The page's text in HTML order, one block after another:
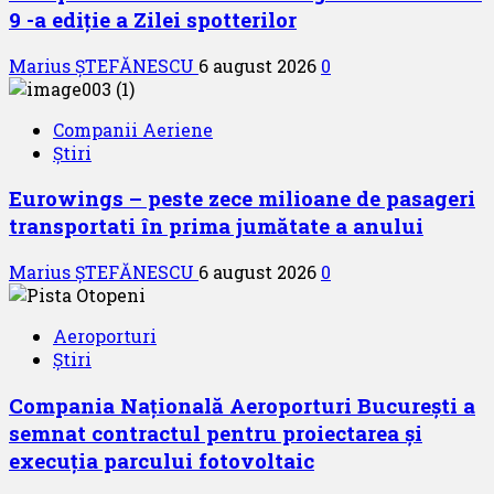
9 -a ediție a Zilei spotterilor
Marius ȘTEFĂNESCU 6 august 2026 0
Companii Aeriene
Știri
Eurowings – peste zece milioane de pasageri
transportati în prima jumătate a anului
Marius ȘTEFĂNESCU 6 august 2026 0
Aeroporturi
Știri
Compania Națională Aeroporturi București a
semnat contractul pentru proiectarea și
execuția parcului fotovoltaic